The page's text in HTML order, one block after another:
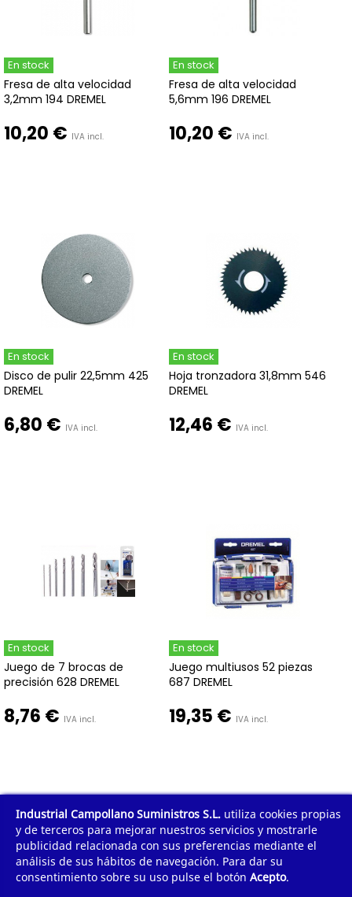
En stock
Fresa de alta velocidad
3,2mm 194 DREMEL
10,20 € IVA incl.
En stock
Fresa de alta velocidad
5,6mm 196 DREMEL
10,20 € IVA incl.
En stock
Disco de pulir 22,5mm 425
DREMEL
6,80 € IVA incl.
En stock
Hoja tronzadora 31,8mm 546
DREMEL
12,46 € IVA incl.
En stock
Juego de 7 brocas de
precisión 628 DREMEL
8,76 € IVA incl.
En stock
Juego multiusos 52 piezas
687 DREMEL
19,35 € IVA incl.
Mostrar todo 1 2 3
Mostrando 1 - 48 de 113 artículos
Industrial Campollano Suministros S.L. utiliza cookies propias
y de terceros para mejorar nuestros servicios y mostrarle
publicidad relacionada con sus preferencias mediante el
análisis de sus hábitos de navegación. Para dar su
consentimiento sobre su uso pulse el botón Acepto.